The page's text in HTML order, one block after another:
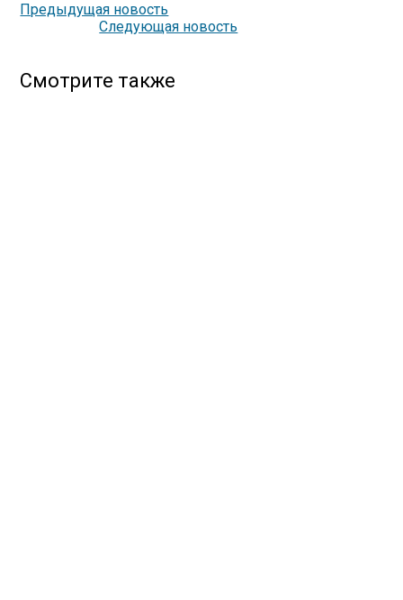
Предыдущая новость
Следующая новость
Смотрите также